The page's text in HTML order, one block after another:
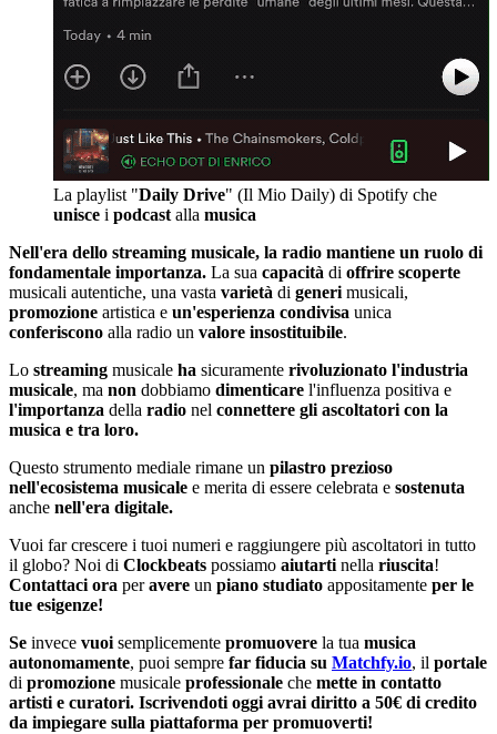
La playlist "Daily Drive" (Il Mio Daily) di Spotify che
unisce i podcast alla musica
Nell'era dello streaming musicale, la radio mantiene un ruolo di
fondamentale importanza. La sua capacità di offrire scoperte
musicali autentiche, una vasta varietà di generi musicali,
promozione artistica e un'esperienza condivisa unica
conferiscono alla radio un valore insostituibile.
Lo streaming musicale ha sicuramente rivoluzionato l'industria
musicale, ma non dobbiamo dimenticare l'influenza positiva e
l'importanza della radio nel connettere gli ascoltatori con la
musica e tra loro.
Questo strumento mediale rimane un pilastro prezioso
nell'ecosistema musicale e merita di essere celebrata e sostenuta
anche nell'era digitale.
Vuoi far crescere i tuoi numeri e raggiungere più ascoltatori in tutto
il globo? Noi di Clockbeats possiamo aiutarti nella riuscita!
Contattaci ora peravere un piano studiato appositamente per le
tue esigenze!
Se invece vuoi semplicemente promuovere la tua musica
autonomamente, puoi sempre far fiducia su Matchfy.io, il portale
di promozione musicale professionale che mette in contatto
artisti e curatori. Iscrivendoti oggi avrai diritto a 50€ di credito
da impiegare sulla piattaforma per promuoverti!